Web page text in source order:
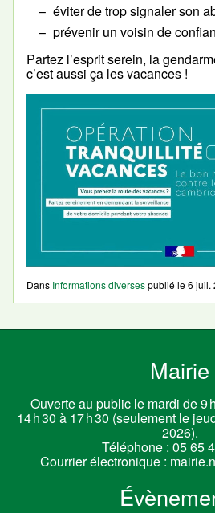
éviter de trop signaler son
prévenir un voisin de
Partez l’esprit serein, la
c’est aussi ça les vacances !
Dans Informations diversespublié le6 juil.
Mairie
Ouverte au public le mardi de 9
14 h 30 à 17 h 30 (seulement le
2026).
Téléphone : 05 65
Courrier électronique :